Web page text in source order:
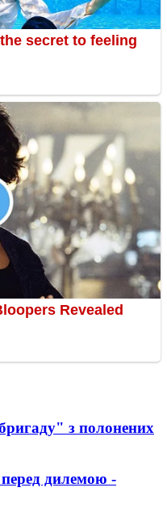
з полонених
дилемою -